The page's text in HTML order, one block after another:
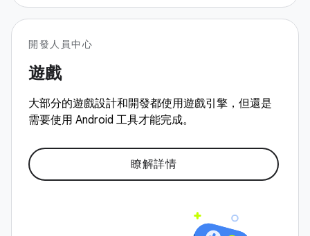
開發人員中心
遊戲
大部分的遊戲設計和開發都使用遊戲引擎，但還是
需要使用 Android 工具才能完成。
瞭解詳情